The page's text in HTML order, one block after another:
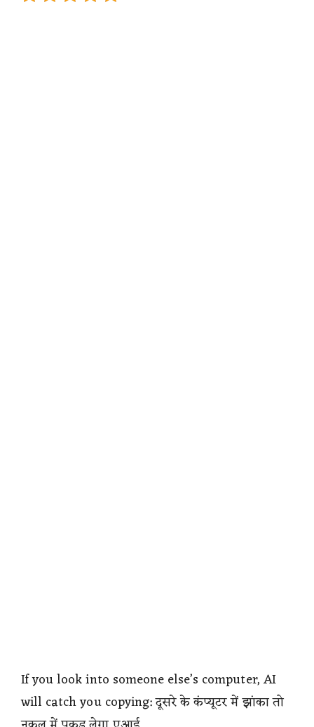
If you look into someone else’s computer, AI
will catch you copying: दूसरे के कंप्यूटर में झांका तो